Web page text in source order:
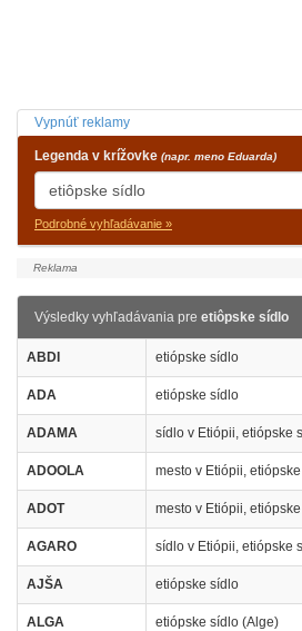
Vypnúť reklamy
Legenda v krížovke (napr. meno Eduarda)
Podrobné vyhľadávanie »
Výsledky vyhľadávania pre etiôpske sídlo
ABDI etiópske sídlo
ADA etiópske sídlo
ADAMA sídlo v Etiópii, etiópske
ADOOLA mesto v Etiópii,
ADOT mesto v Etiópii,
AGARO sídlo v Etiópii, etiópske
AJŠA etiópske sídlo
ALGA etiópske sídlo (Alge)